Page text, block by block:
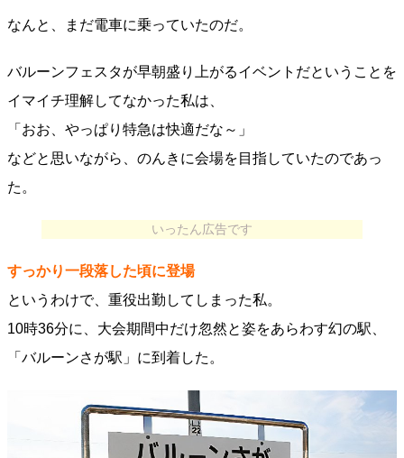
なんと、まだ電車に乗っていたのだ。
バルーンフェスタが早朝盛り上がるイベントだということを
イマイチ理解してなかった私は、
「おお、やっぱり特急は快適だな～」
などと思いながら、のんきに会場を目指していたのであっ
た。
いったん広告です
すっかり一段落した頃に登場
というわけで、重役出勤してしまった私。
10時36分に、大会期間中だけ忽然と姿をあらわす幻の駅、
「バルーンさが駅」に到着した。